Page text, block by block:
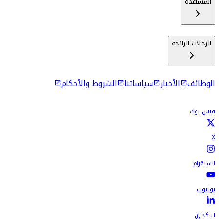
الرحلات الرائجة
الوظائف الأخبار سياساتنا الشروط والأحكام
فيس بوك
X
انستقرام
يوتيوب
لينكد إن